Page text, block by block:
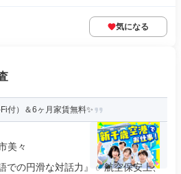
気になる
付）＆6ヶ月家賃無料✨
美々
での円滑な対話力』 ✅航空保安上、